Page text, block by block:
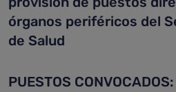
órganos periféricos del
de Salud
PUESTOS